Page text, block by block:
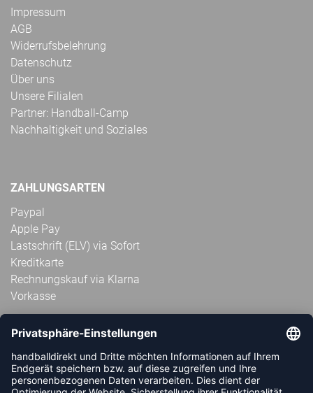
Impressum
AGB
Widerrufsbelehrung
Datenschutz
Über uns
Unsere Filialen
Partner: Handball-Camp
Nachhaltigkeit und Soziales
ZAHLUNGSARTEN
Paypal
Apple Pay
Lastschrift (ELV) via Sofort
Kreditkarte
Rechnungskauf via Klarna
Vorkasse
ABONNIERE JETZT DEN KOSTENLOSEN
HANDBALLDIREKT-NEWSLETTER UND VERPASSE KEINE
NEUIGKEIT ODER AKTION MEHR.